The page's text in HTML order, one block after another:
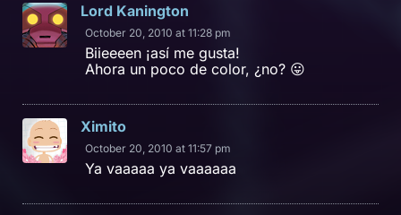
Lord Kanington
October 20, 2010 at 11:28 pm
Biieeeen ¡así me gusta!
Ahora un poco de color, ¿no? 😛
Ximito
October 20, 2010 at 11:57 pm
Ya vaaaaa ya vaaaaaa